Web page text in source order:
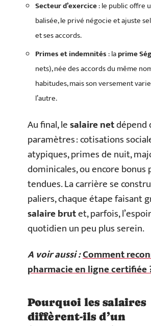
Secteur d’exercice: le public offre
balisée, le privé négocie et ajuste
et ses accords.
Primes et indemnités: laprime
nets), née des accords du même
habitudes, mais son versement varie
l’autre.
Au final, lesalaire netdépend
paramètres : cotisations
atypiques, primes de nuit,
dominicales, ou encore bonus
tendues. La carrière se
paliers, chaque étape faisant
salaire brutet, parfois,
quotidien un peu plus serein.
A voir aussi :Comment
pharmacie en ligne certifiée
Pourquoi les salaires
diffèrent-ils d’un